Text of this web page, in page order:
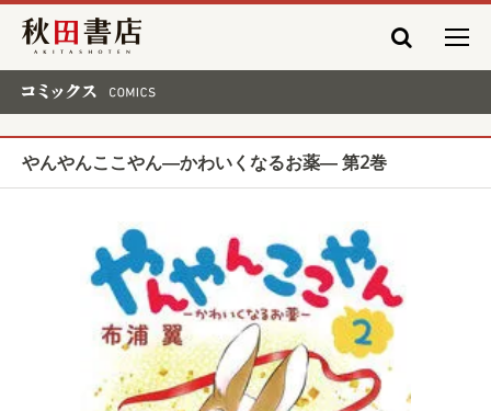
秋田書店
やんやんここやん―かわいくなるお薬― 第2巻